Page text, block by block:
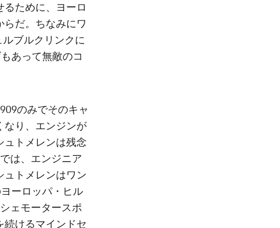
ために、ヨーロ
だ。ちなみにワ
ブルクリンクに
あって無敵のコ
のみでそのキャ
なり、エンジンが
トメレンは残念
は、エンジニア
トメレンはワン
ーロッパ・ヒル
ェモータースポ
けるマインドセ